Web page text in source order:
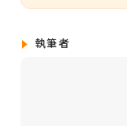
執筆者